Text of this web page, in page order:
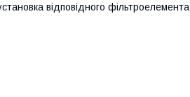
відповідного